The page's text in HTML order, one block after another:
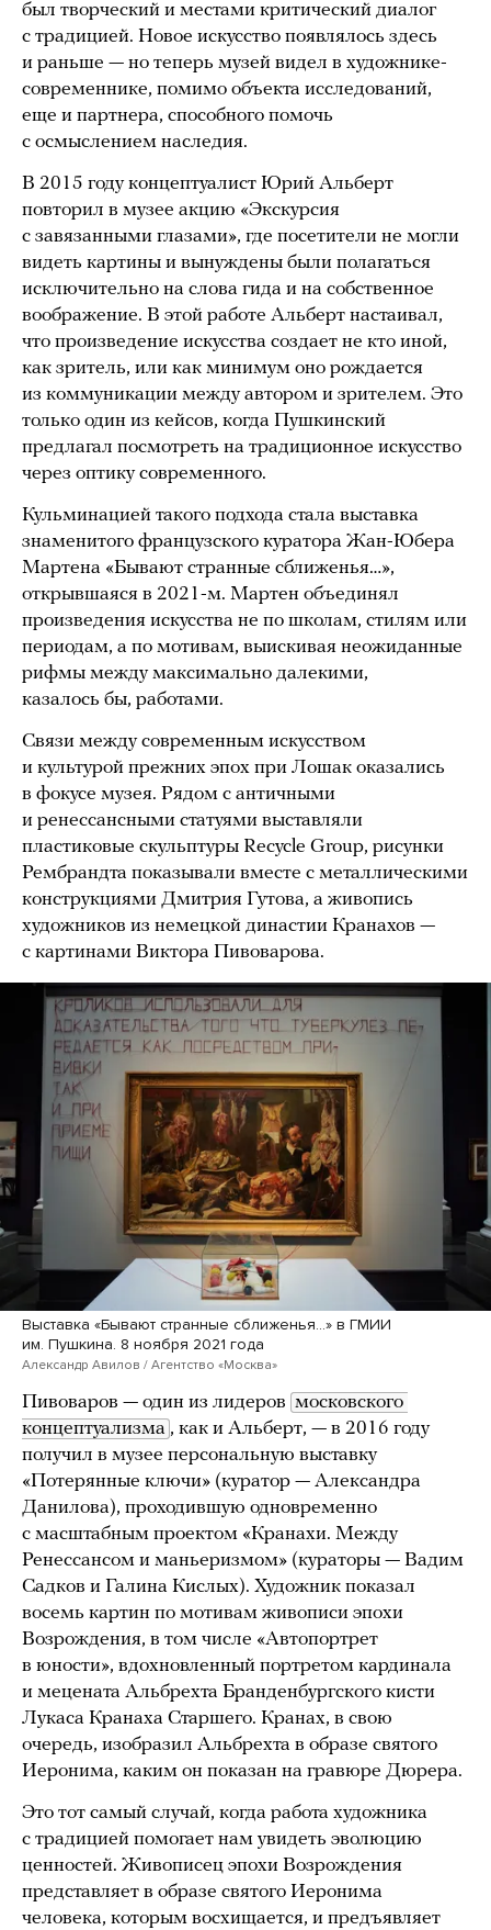
был творческий и местами критический диалог
с традицией. Новое искусство появлялось здесь
и раньше — но теперь музей видел в художнике-
современнике, помимо объекта исследований,
еще и партнера, способного помочь
с осмыслением наследия.
В 2015 году концептуалист Юрий Альберт
повторил в музее акцию «Экскурсия
с завязанными глазами», где посетители не могли
видеть картины и вынуждены были полагаться
исключительно на слова гида и на собственное
воображение. В этой работе Альберт настаивал,
что произведение искусства создает не кто иной,
как зритель, или как минимум оно рождается
из коммуникации между автором и зрителем. Это
только один из кейсов, когда Пушкинский
предлагал посмотреть на традиционное искусство
через оптику современного.
Кульминацией такого подхода стала выставка
знаменитого французского куратора Жан-Юбера
Мартена «Бывают странные сближенья…»,
открывшаяся в 2021-м. Мартен объединял
произведения искусства не по школам, стилям или
периодам, а по мотивам, выискивая неожиданные
рифмы между максимально далекими,
казалось бы, работами.
Связи между современным искусством
и культурой прежних эпох при Лошак оказались
в фокусе музея. Рядом с античными
и ренессансными статуями выставляли
пластиковые скульптуры Recycle Group, рисунки
Рембрандта показывали вместе с металлическими
конструкциями Дмитрия Гутова, а живопись
художников из немецкой династии Кранахов —
с картинами Виктора Пивоварова.
Выставка «Бывают странные сближенья…» в ГМИИ
им. Пушкина. 8 ноября 2021 года
Александр Авилов / Агентство «Москва»
Пивоваров — один из лидеров московского
концептуализма , как и Альберт, — в 2016 году
получил в музее персональную выставку
«Потерянные ключи» (куратор — Александра
Данилова), проходившую одновременно
с масштабным проектом «Кранахи. Между
Ренессансом и маньеризмом» (кураторы — Вадим
Садков и Галина Кислых). Художник показал
восемь картин по мотивам живописи эпохи
Возрождения, в том числе «Автопортрет
в юности», вдохновленный портретом кардинала
и мецената Альбрехта Бранденбургского кисти
Лукаса Кранаха Старшего. Кранах, в свою
очередь, изобразил Альбрехта в образе святого
Иеронима, каким он показан на гравюре Дюрера.
Это тот самый случай, когда работа художника
с традицией помогает нам увидеть эволюцию
ценностей. Живописец эпохи Возрождения
представляет в образе святого Иеронима
человека, которым восхищается, и предъявляет